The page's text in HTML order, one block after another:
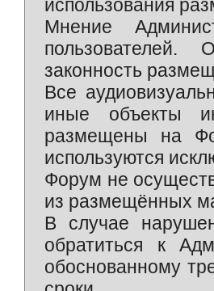
использования
Мнение
пользователей.
законность
Все
иные объекты
размещены на
используются
Форум не
из размещённых
В случае
обратиться к
обоснованному